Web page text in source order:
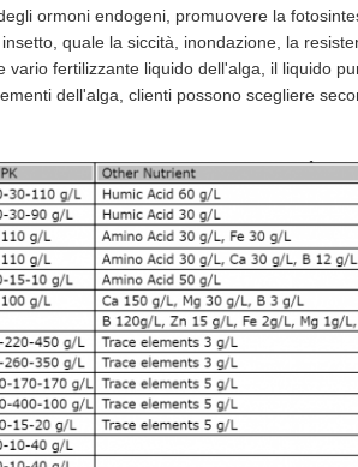
ormoni endogeni, promuovere la
quale la siccità, inondazione, la
vario fertilizzante liquido dell'alga, il liquido
dell'alga, clienti possono scegliere